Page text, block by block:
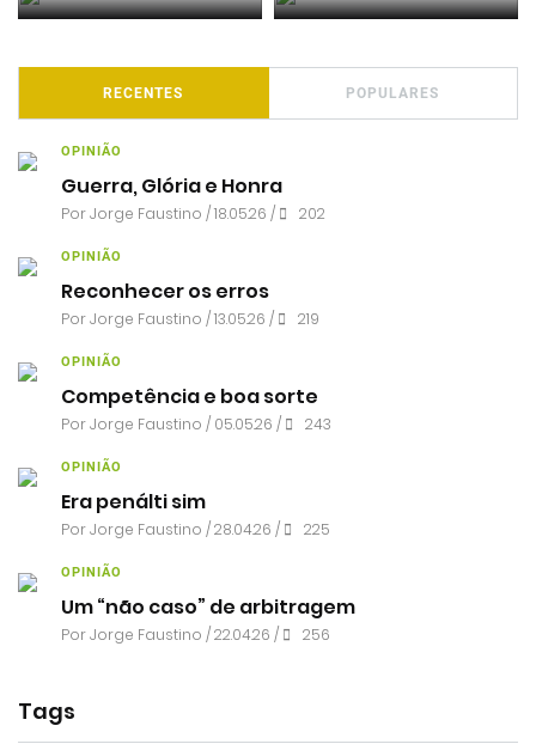
RECENTES POPULARES
OPINIÃO
Guerra, Glória e Honra
PorJorge Faustino / 18.05.26 / 202
OPINIÃO
Reconhecer os erros
PorJorge Faustino / 13.05.26 / 219
OPINIÃO
Competência e boa sorte
PorJorge Faustino / 05.05.26 / 243
OPINIÃO
Era penálti sim
PorJorge Faustino / 28.04.26 / 225
OPINIÃO
Um “não caso” de arbitragem
PorJorge Faustino / 22.04.26 / 256
Tags